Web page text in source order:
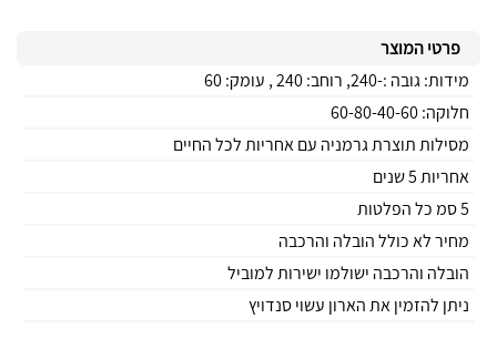
פרטי המוצר
מידות: גובה :-240, רוחב: 240 , עומק: 60
חלוקה: 60-80-40-60
מסילות תוצרת גרמניה עם אחריות לכל החיים
אחריות 5 שנים
5 סמ כל הפלטות
מחיר לא כולל הובלה והרכבה
הובלה והרכבה ישולמו ישירות למוביל
ניתן להזמין את הארון עשוי סנדויץ